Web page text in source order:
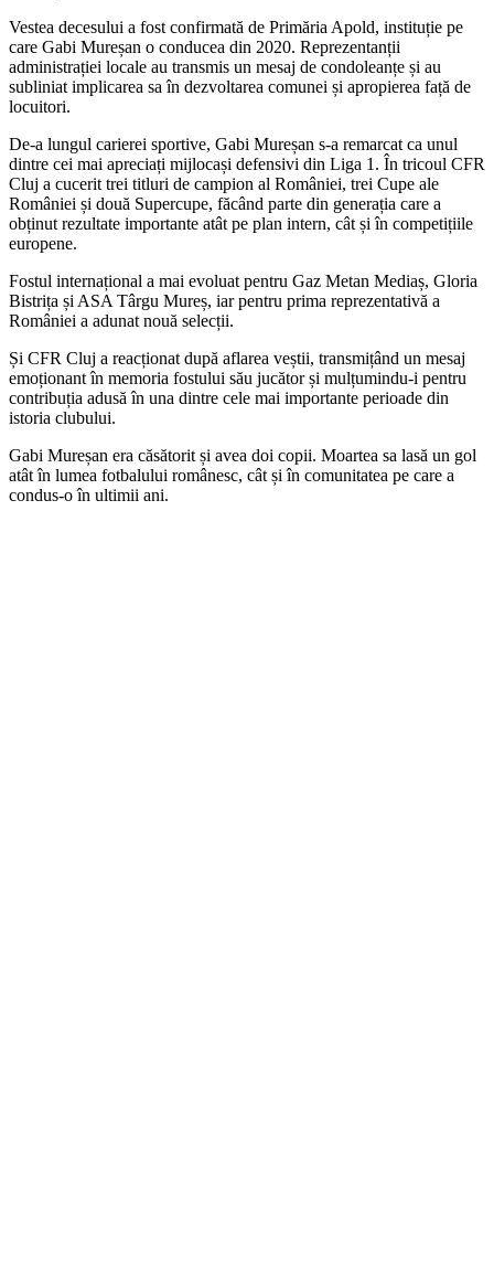
Vestea decesului a fost confirmată de Primăria Apold, instituție pe
care Gabi Mureșan o conducea din 2020. Reprezentanții
administrației locale au transmis un mesaj de condoleanțe și au
subliniat implicarea sa în dezvoltarea comunei și apropierea față de
locuitori.
De-a lungul carierei sportive, Gabi Mureșan s-a remarcat ca unul
dintre cei mai apreciați mijlocași defensivi din Liga 1. În tricoul CFR
Cluj a cucerit trei titluri de campion al României, trei Cupe ale
României și două Supercupe, făcând parte din generația care a
obținut rezultate importante atât pe plan intern, cât și în competițiile
europene.
Fostul internațional a mai evoluat pentru Gaz Metan Mediaș, Gloria
Bistrița și ASA Târgu Mureș, iar pentru prima reprezentativă a
României a adunat nouă selecții.
Și CFR Cluj a reacționat după aflarea veștii, transmițând un mesaj
emoționant în memoria fostului său jucător și mulțumindu-i pentru
contribuția adusă în una dintre cele mai importante perioade din
istoria clubului.
Gabi Mureșan era căsătorit și avea doi copii. Moartea sa lasă un gol
atât în lumea fotbalului românesc, cât și în comunitatea pe care a
condus-o în ultimii ani.